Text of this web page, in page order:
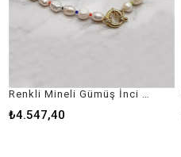
Renkli Mineli Gümüş İnci Kolye
₺4.547,40